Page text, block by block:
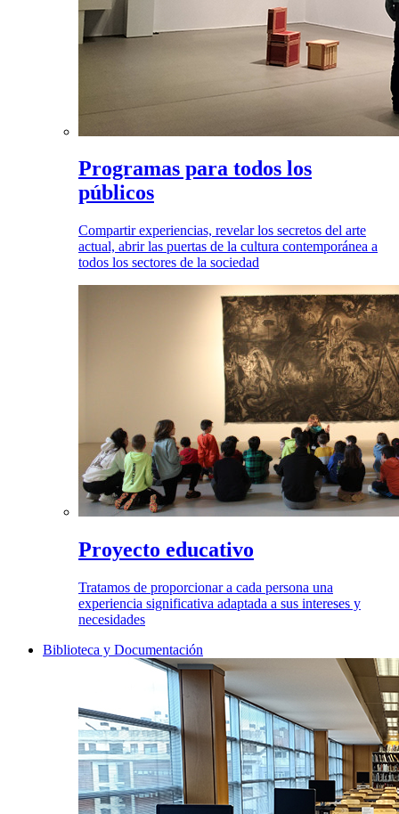
Programas para todos los
públicos
Compartir experiencias, revelar los secretos del arte
actual, abrir las puertas de la cultura contemporánea a
todos los sectores de la sociedad
Proyecto educativo
Tratamos de proporcionar a cada persona una
experiencia significativa adaptada a sus intereses y
necesidades
Biblioteca y Documentación